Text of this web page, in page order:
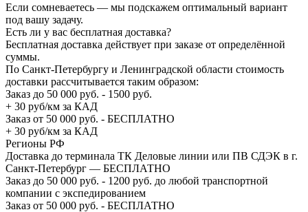
Если сомневаетесь — мы подскажем оптимальный вариант
под вашу задачу.
Есть ли у вас бесплатная доставка?
Бесплатная доставка действует при заказе от определённой
суммы.
По Санкт-Петербургу и Ленинградской области стоимость
доставки рассчитывается таким образом:
Заказ до 50 000 руб. - 1500 руб.
+ 30 руб/км за КАД
Заказ от 50 000 руб. - БЕСПЛАТНО
+ 30 руб/км за КАД
Регионы РФ
Доставка до терминала ТК Деловые линии или ПВ СДЭК в г.
Санкт-Петербург — БЕСПЛАТНО
Заказ до 50 000 руб. - 1200 руб. до любой транспортной
компании с экспедированием
Заказ от 50 000 руб. - БЕСПЛАТНО